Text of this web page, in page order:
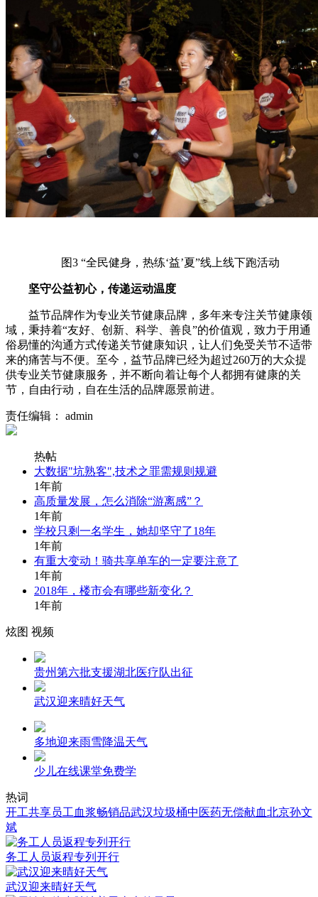
图3 “全民健身，热练‘益’夏”线上线下跑活动
坚守公益初心，传递运动温度
益节品牌作为专业关节健康品牌，多年来专注关节健康领
域，秉持着“友好、创新、科学、善良”的价值观，致力于用通
俗易懂的沟通方式传递关节健康知识，让人们免受关节不适带
来的痛苦与不便。至今，益节品牌已经为超过260万的大众提
供专业关节健康服务，并不断向着让每个人都拥有健康的关
节，自由行动，自在生活的品牌愿景前进。
责任编辑： admin
热帖
大数据"坑熟客",技术之罪需规则规避
1年前
高质量发展，怎么消除“游离感”？
1年前
学校只剩一名学生，她却坚守了18年
1年前
有重大变动！骑共享单车的一定要注意了
1年前
2018年，楼市会有哪些新变化？
1年前
炫图 视频
贵州第六批支援湖北医疗队出征
武汉迎来晴好天气
多地迎来雨雪降温天气
少儿在线课堂免费学
热词
开工共享员工血浆畅销品武汉垃圾桶中医药无偿献血北京孙文
斌
务工人员返程专列开行
武汉迎来晴好天气